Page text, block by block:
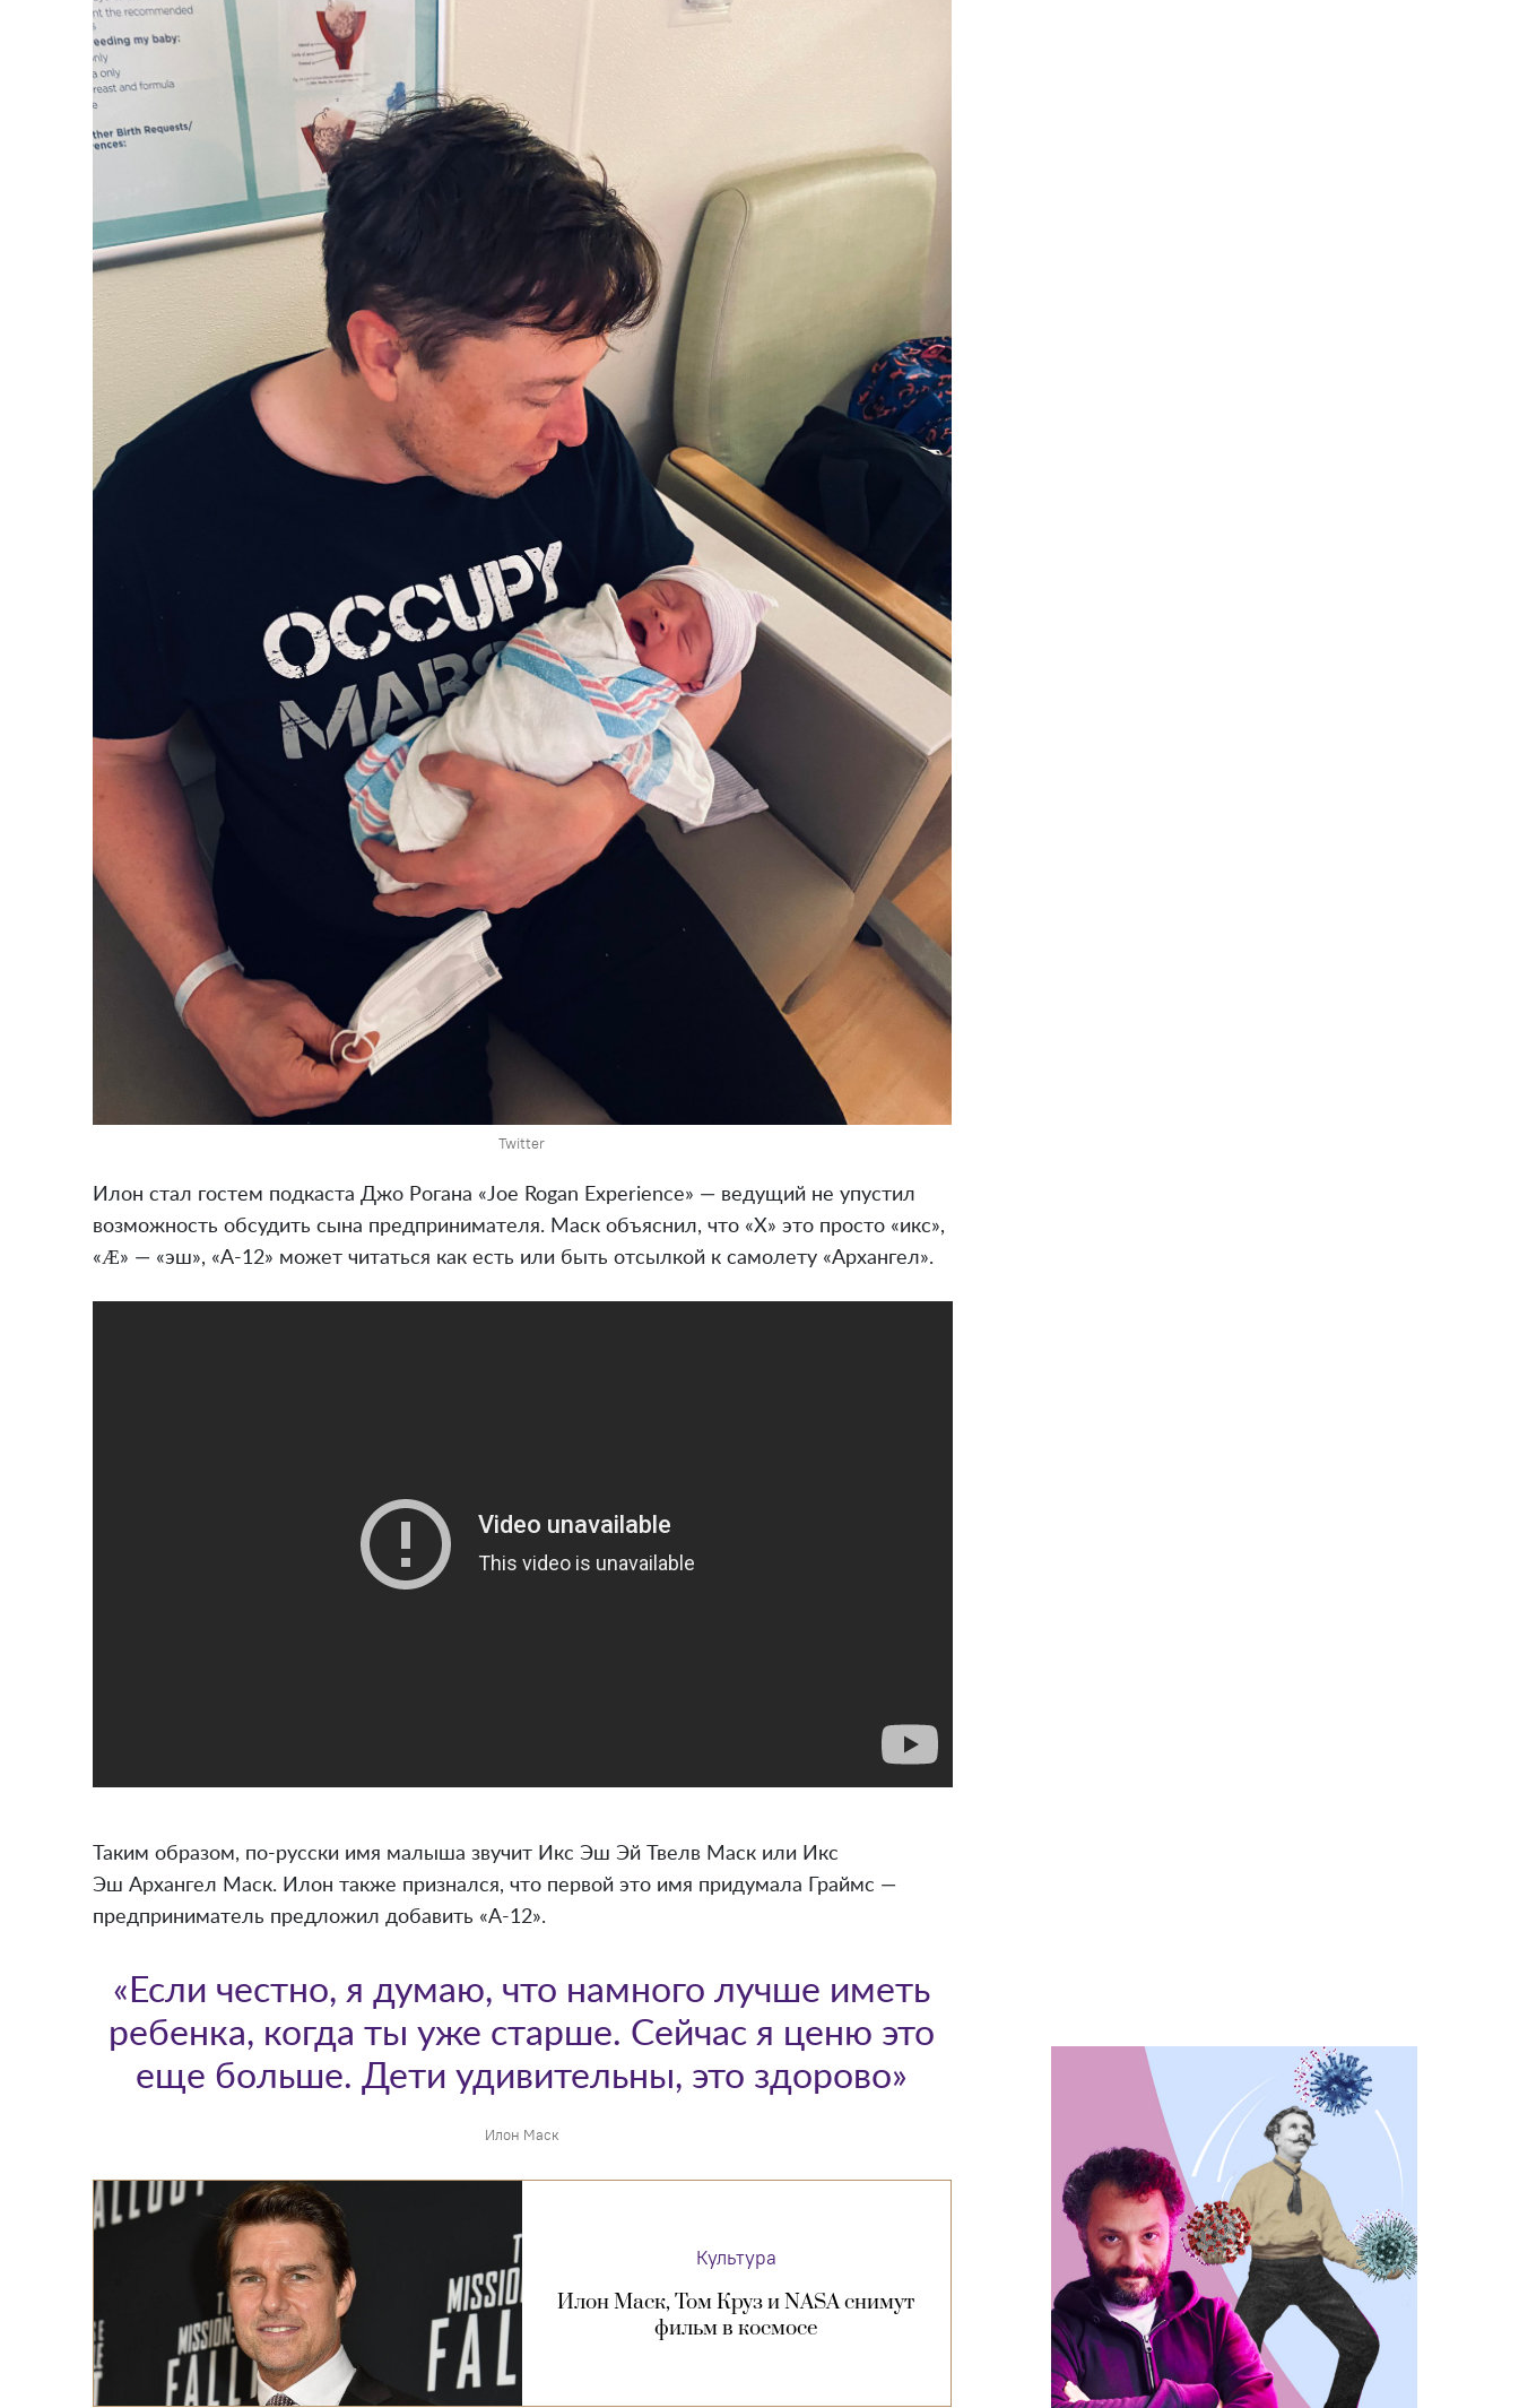
Twitter
Илон стал гостем подкаста Джо Рогана «Joe Rogan Experience» — ведущий не упустил
возможность обсудить сына предпринимателя. Маск объяснил, что «X» это просто «икс»,
«Æ» — «эш», «A-12» может читаться как есть или быть отсылкой к самолету «Архангел».
Таким образом, по-русски имя малыша звучит Икс Эш Эй Твелв Маск или Икс
Эш Архангел Маск. Илон также признался, что первой это имя придумала Граймс —
предприниматель предложил добавить «А-12».
Илон Маск
«Если честно, я думаю, что намного лучше иметь
ребенка, когда ты уже старше. Сейчас я ценю это
еще больше. Дети удивительны, это здорово»
Культура
Илон Маск, Том Круз и NASA снимут
фильм в космосе